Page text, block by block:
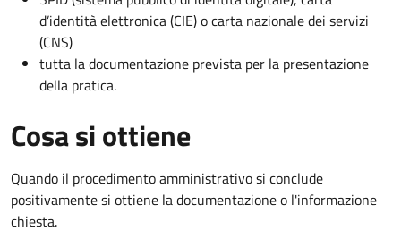
d’identità elettronica (CIE) o carta nazionale dei servizi
(CNS)
tutta la documentazione prevista per la presentazione
della pratica.
Cosa si ottiene
Quando il procedimento amministrativo si conclude
positivamente si ottiene la documentazione o l'informazione
chiesta.